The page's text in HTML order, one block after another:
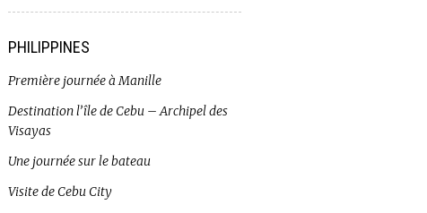
PHILIPPINES
Première journée à Manille
Destination l’île de Cebu – Archipel des
Visayas
Une journée sur le bateau
Visite de Cebu City